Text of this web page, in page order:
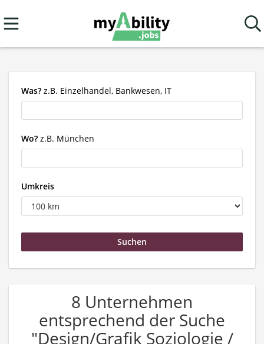
Was? z.B. Einzelhandel, Bankwesen, IT
Wo? z.B. München
Umkreis
8 Unternehmen
entsprechend der Suche
"Design/Grafik Soziologie /